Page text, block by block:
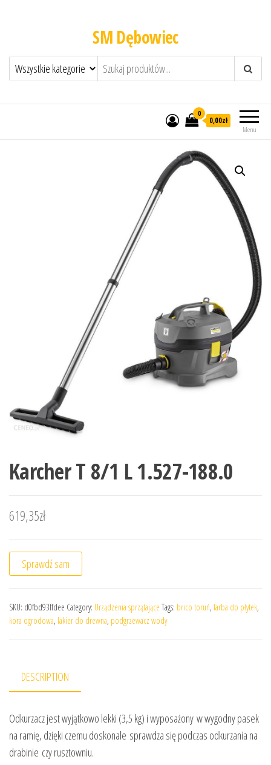
SM Dębowiec
Menu
0
0,00zł
Karcher T 8/1 L 1.527-188.0
619,35zł
Sprawdź sam
SKU: d0fbd93ffdee Category: Urządzenia sprzątające Tags: brico toruń, farba do płytek,
kora ogrodowa, lakier do drewna, podgrzewacz wody
DESCRIPTION
Odkurzacz jest wyjątkowo lekki (3,5 kg) i wyposażony w wygodny pasek
na ramię, dzięki czemu doskonale sprawdza się podczas odkurzania na
drabinie czy rusztowniu.